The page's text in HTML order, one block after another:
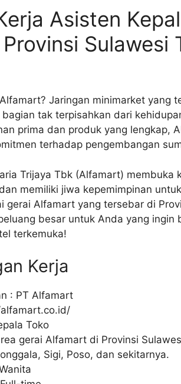
Asisten
Sulawesi
Jaringan minimarket yang
tak terpisahkan dari
prima dan produk yang lengkap,
terhadap pengembangan
Trijaya Tbk (Alfamart) membuka
memiliki jiwa kepemimpinan
gerai Alfamart yang tersebar di
besar untuk Anda yang
terkemuka!
Kerja
: PT Alfamart
Toko
gerai Alfamart di Provinsi
Sigi, Poso, dan sekitarnya.